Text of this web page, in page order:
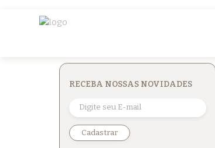
RECEBA NOSSAS NOVIDADES